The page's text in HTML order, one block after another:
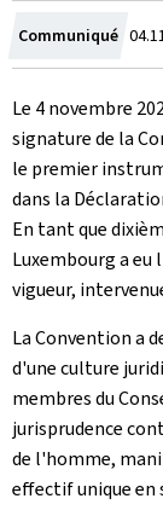
Communiqué
le
Le 4 novembre
signature de la
le premier
dans la
En tant que
Luxembourg a
vigueur,
La Convention a
d'une culture
membres du
jurisprudence
de l'homme,
effectif unique en